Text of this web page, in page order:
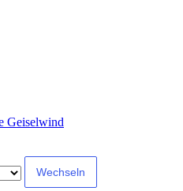
Geiselwind